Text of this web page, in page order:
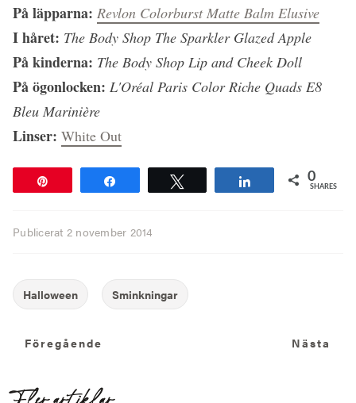
På läpparna: Revlon Colorburst Matte Balm Elusive
I håret: The Body Shop The Sparkler Glazed Apple
På kinderna: The Body Shop Lip and Cheek Doll
På ögonlocken: L'Oréal Paris Color Riche Quads E8
Bleu Marinière
Linser: White Out
Share 0
SHARES
Publicerat 2 november 2014
Föregående
Föregående Nästa